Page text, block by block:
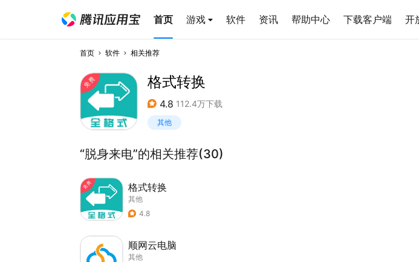
首页 游戏 软件 资讯 帮助中心 下载客户端 开
首页 软件 相关推荐
格式转换
4.8 112.4万下载
其他
“脱身来电”的相关推荐(30)
格式转换
其他
4.8
顺网云电脑
其他